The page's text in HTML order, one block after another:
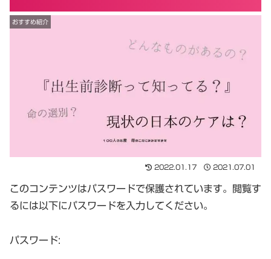
おすすめ紹介
2022.01.17 2021.07.01
このコンテンツはパスワードで保護されています。閲覧す
るには以下にパスワードを入力してください。
パスワード: